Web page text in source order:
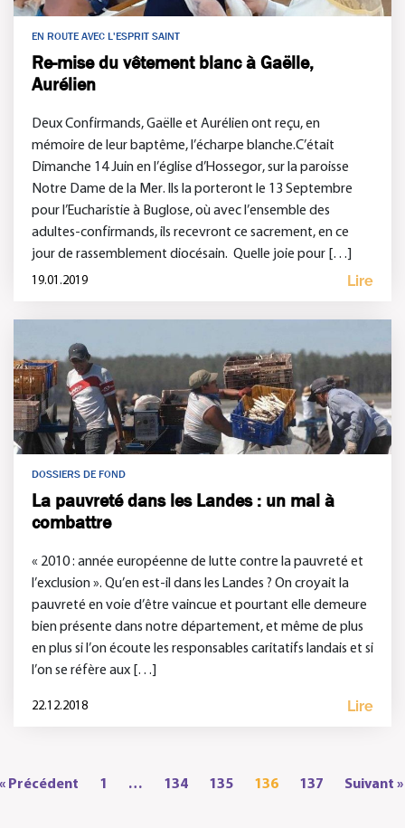
EN ROUTE AVEC L'ESPRIT SAINT
Re-mise du vêtement blanc à Gaëlle,
Aurélien
Deux Confirmands, Gaëlle et Aurélien ont reçu, en
mémoire de leur baptême, l’écharpe blanche.C’était
Dimanche 14 Juin en l’église d’Hossegor, sur la paroisse
Notre Dame de la Mer. Ils la porteront le 13 Septembre
pour l’Eucharistie à Buglose, où avec l’ensemble des
adultes-confirmands, ils recevront ce sacrement, en ce
jour de rassemblement diocésain. Quelle joie pour […]
19.01.2019 Lire
DOSSIERS DE FOND
La pauvreté dans les Landes : un mal à
combattre
« 2010 : année européenne de lutte contre la pauvreté et
l’exclusion ». Qu’en est-il dans les Landes ? On croyait la
pauvreté en voie d’être vaincue et pourtant elle demeure
bien présente dans notre département, et même de plus
en plus si l’on écoute les responsables caritatifs landais et si
l’on se réfère aux […]
22.12.2018 Lire
« Précédent 1 … 134 135 136 137 Suivant »